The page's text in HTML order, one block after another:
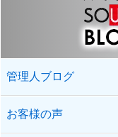
管理人ブログ
お客様の声